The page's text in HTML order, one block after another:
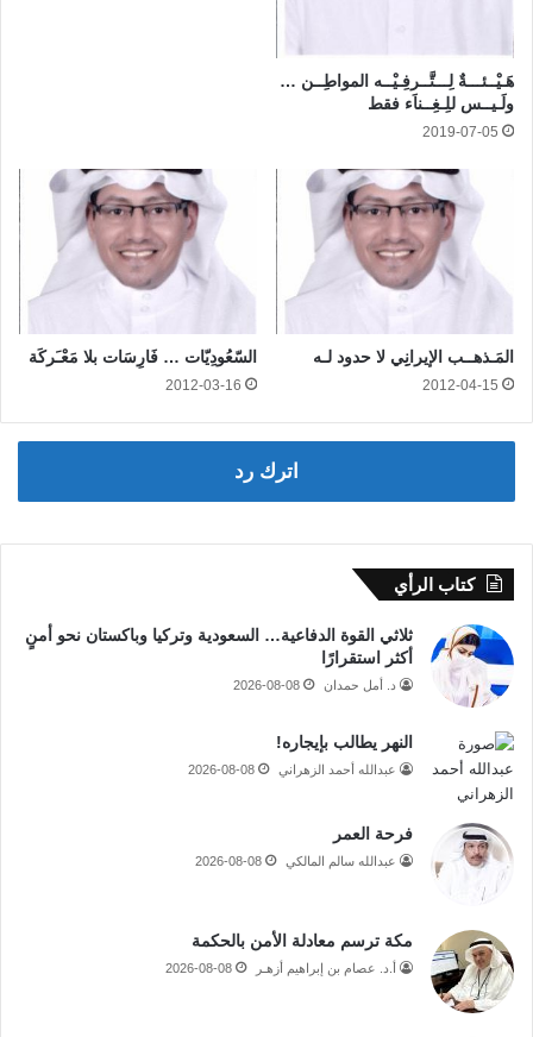
هَـيْــئـــةٌ لِـــتَّــرفِـيْــه المواطِــن …
ولَـيــس للِـغِــناَء فقط
2019-07-05
المَـذهــب الإيرانِِي لا حدود لـه
2012-04-15
السّعُودِيّات … فَارِسَات بلا مَعْـَركَة
2012-03-16
اترك رد
كتاب الرأي
ثلاثي القوة الدفاعية… السعودية وتركيا وباكستان نحو أمنٍ
أكثر استقرارًا
د. أمل حمدان 2026-08-08
النهر يطالب بإيجاره!
عبدالله أحمد الزهراني 2026-08-08
فرحة العمر
عبدالله سالم المالكي 2026-08-08
مكة ترسم معادلة الأمن بالحكمة
أ.د. عصام بن إبراهيم أزهـر 2026-08-08